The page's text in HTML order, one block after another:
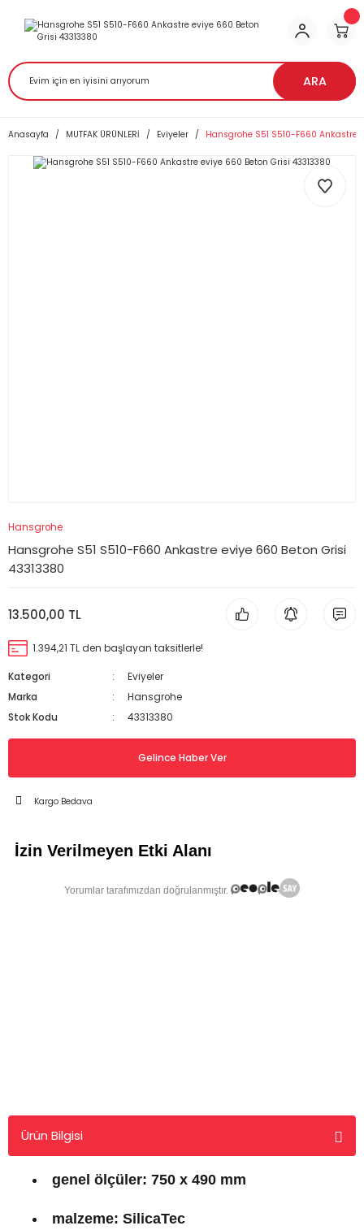
ARA
Anasayfa MUTFAK ÜRÜNLERİ Eviyeler Hansgrohe S51 S510-F660 Ankastre
Hansgrohe
Hansgrohe S51 S510-F660 Ankastre eviye 660 Beton Grisi
43313380
13.500,00 TL
1.394,21 TL den başlayan taksitlerle!
Kategori
Eviyeler
Marka
Hansgrohe
Stok Kodu
43313380
Gelince Haber Ver
Kargo Bedava
Ürün Bilgisi
genel ölçüler: 750 x 490 mm
malzeme: SilicaTec